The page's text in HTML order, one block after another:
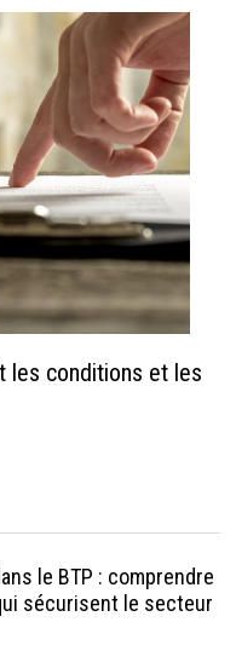
les conditions et les
le BTP : comprendre
sécurisent le secteur